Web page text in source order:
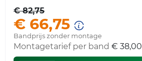
€ 82,75
€ 66,75
Bandprijs zonder montage
Montagetarief per band € 38,00